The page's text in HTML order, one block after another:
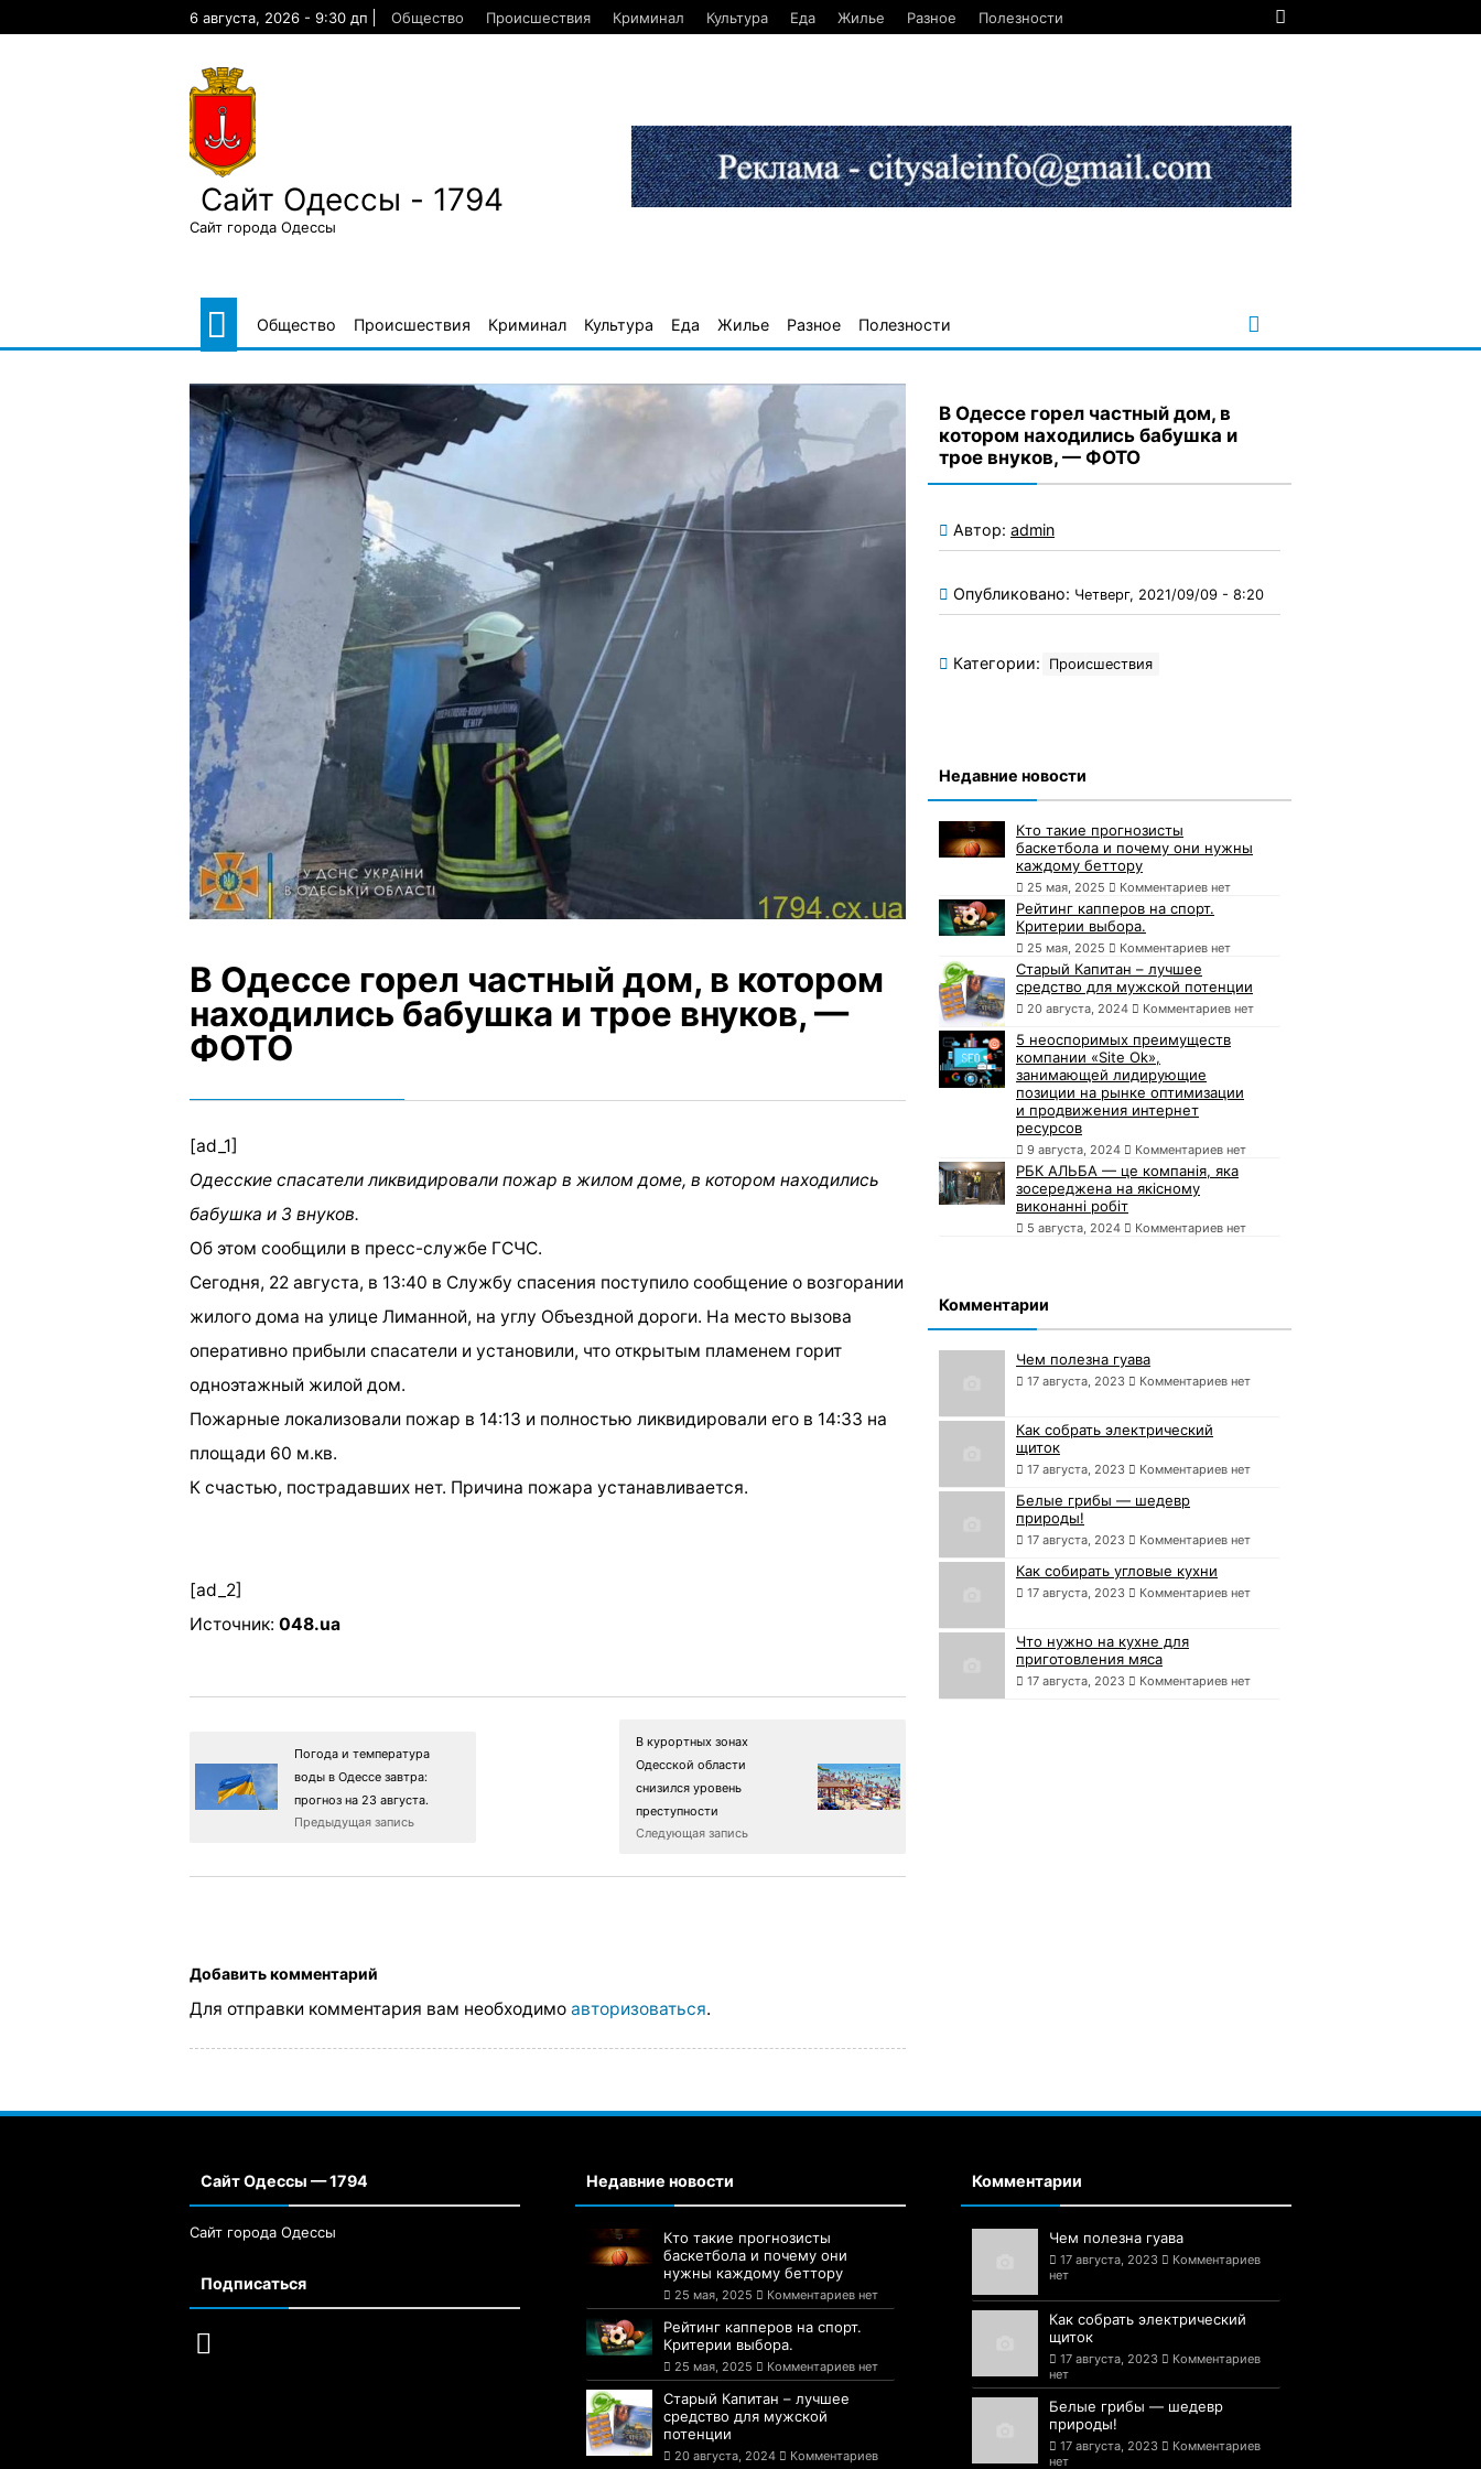
6 августа, 2026 - 9:30 дп Общество Происшествия Криминал Культура Еда Жилье Разное Полезности
Сайт Одессы - 1794
Сайт города Одессы
Общество Происшествия Криминал Культура Еда Жилье Разное Полезности
В Одессе горел частный дом, в котором
находились бабушка и трое внуков, —
ФОТО
[ad_1]
Одесские спасатели ликвидировали пожар в жилом доме, в котором находились
бабушка и 3 внуков.
Об этом сообщили в пресс-службе ГСЧС.
Сегодня, 22 августа, в 13:40 в Службу спасения поступило сообщение о возгорании
жилого дома на улице Лиманной, на углу Объездной дороги. На место вызова
оперативно прибыли спасатели и установили, что открытым пламенем горит
одноэтажный жилой дом.
Пожарные локализовали пожар в 14:13 и полностью ликвидировали его в 14:33 на
площади 60 м.кв.
К счастью, пострадавших нет. Причина пожара устанавливается.
[ad_2]
Источник: 048.ua
Погода и температура
воды в Одессе завтра:
прогноз на 23 августа.
Предыдущая запись
В курортных зонах
Одесской области
снизился уровень
преступности
Следующая запись
Добавить комментарий
Для отправки комментария вам необходимо авторизоваться.
В Одессе горел частный дом, в
котором находились бабушка и
трое внуков, — ФОТО
Автор: admin
Опубликовано: Четверг, 2021/09/09 - 8:20
Категории: Происшествия
Недавние новости
Кто такие прогнозисты
баскетбола и почему они нужны
каждому беттору
25 мая, 2025 Комментариев нет
Рейтинг капперов на спорт.
Критерии выбора.
25 мая, 2025 Комментариев нет
Старый Капитан – лучшее
средство для мужской потенции
20 августа, 2024 Комментариев нет
5 неоспоримых преимуществ
компании «Site Ok»,
занимающей лидирующие
позиции на рынке оптимизации
и продвижения интернет
ресурсов
9 августа, 2024 Комментариев нет
РБК АЛЬБА — це компанія, яка
зосереджена на якісному
виконанні робіт
5 августа, 2024 Комментариев нет
Комментарии
Чем полезна гуава
17 августа, 2023 Комментариев нет
Как собрать электрический
щиток
17 августа, 2023 Комментариев нет
Белые грибы — шедевр
природы!
17 августа, 2023 Комментариев нет
Как собирать угловые кухни
17 августа, 2023 Комментариев нет
Что нужно на кухне для
приготовления мяса
17 августа, 2023 Комментариев нет
Сайт Одессы — 1794
Сайт города Одессы
Подписаться
Недавние новости
Кто такие прогнозисты
баскетбола и почему они
нужны каждому беттору
25 мая, 2025 Комментариев нет
Рейтинг капперов на спорт.
Критерии выбора.
25 мая, 2025 Комментариев нет
Старый Капитан – лучшее
средство для мужской
потенции
20 августа, 2024
Комментариев
Комментарии
Чем полезна гуава
17 августа, 2023
Комментариев
нет
Как собрать электрический
щиток
17 августа, 2023
Комментариев
нет
Белые грибы — шедевр
природы!
17 августа, 2023
Комментариев
нет